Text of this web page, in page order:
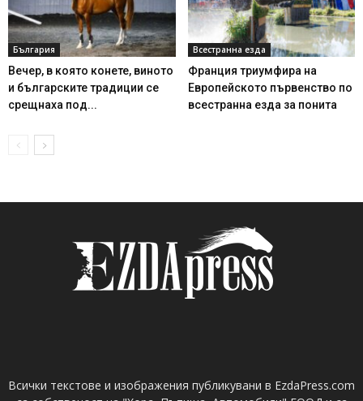
България
Вечер, в която конете, виното
и българските традиции се
срещнаха под...
Всестранна езда
Франция триумфира на
Европейското първенство по
всестранна езда за понита
Всички текстове и изображения публикувани в EzdaPress.com